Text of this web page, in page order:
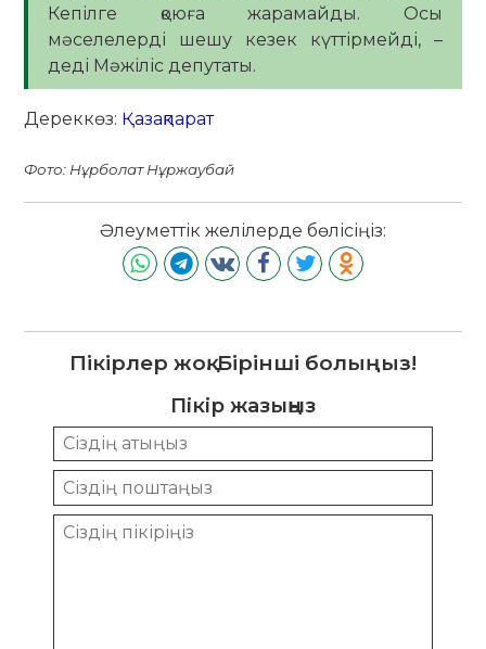
Кепілге қоюға жарамайды. Осы
мәселелерді шешу кезек күттірмейді, –
деді Мәжіліс депутаты.
Дереккөз: Қазақпарат
Фото: Нұрболат Нұржаубай
Әлеуметтік желілерде бөлісіңіз:
Пікірлер жоқ. Бірінші болыңыз!
Пікір жазыңыз